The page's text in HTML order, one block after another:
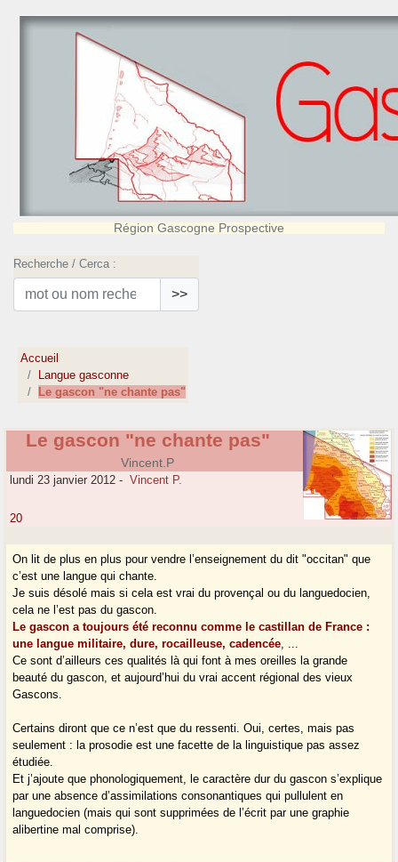
Région Gascogne Prospective
Recherche / Cerca :
>>
Accueil
Langue gasconne
Le gascon "ne chante pas"
Le gascon "ne chante pas"
Vincent.P
lundi 23 janvier 2012 - Vincent P.
20
On lit de plus en plus pour vendre l’enseignement du dit "occitan" que
c’est une langue qui chante.
Je suis désolé mais si cela est vrai du provençal ou du languedocien,
cela ne l’est pas du gascon.
Le gascon a toujours été reconnu comme le castillan de France :
une langue militaire, dure, rocailleuse, cadencée, ...
Ce sont d’ailleurs ces qualités là qui font à mes oreilles la grande
beauté du gascon, et aujourd’hui du vrai accent régional des vieux
Gascons.
Certains diront que ce n’est que du ressenti. Oui, certes, mais pas
seulement : la prosodie est une facette de la linguistique pas assez
étudiée.
Et j’ajoute que phonologiquement, le caractère dur du gascon s’explique
par une absence d’assimilations consonantiques qui pullulent en
languedocien (mais qui sont supprimées de l’écrit par une graphie
alibertine mal comprise).